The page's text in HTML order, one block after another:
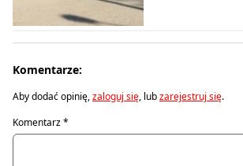
Komentarze:
Aby dodać opinię,zaloguj się, lubzarejestruj się.
Komentarz*